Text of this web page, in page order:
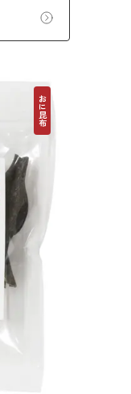
おに昆布